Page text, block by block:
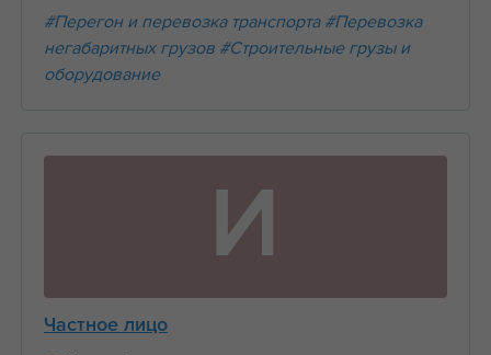
#Перегон и перевозка транспорта #Перевозка
негабаритных грузов #Строительные грузы и
оборудование
И
Частное лицо